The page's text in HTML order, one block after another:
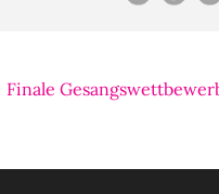
Finale